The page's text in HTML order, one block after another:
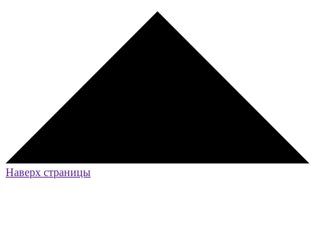
Наверх страницы